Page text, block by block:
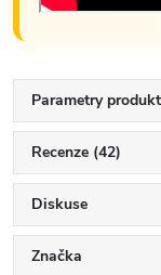
Parametry
Recenze (42)
Diskuse
Značka